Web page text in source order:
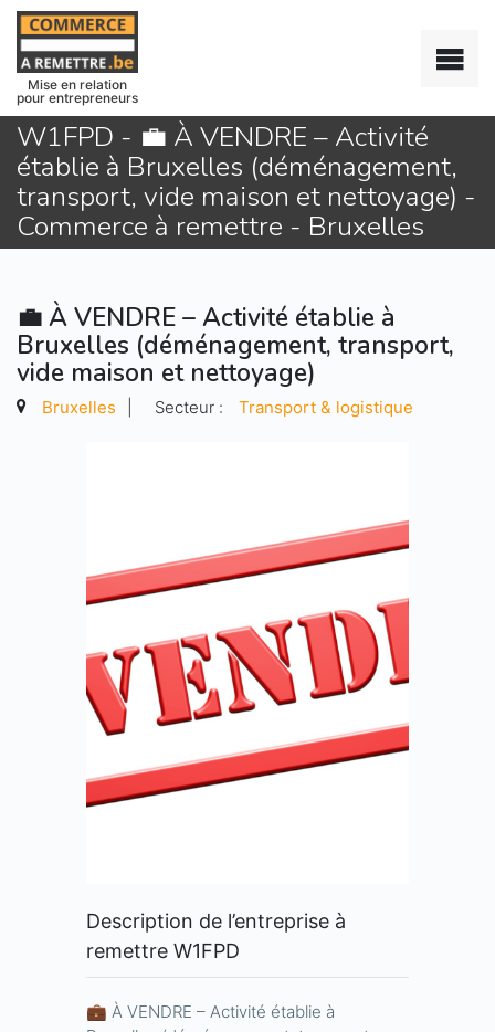
Mise en relation
pour entrepreneurs
W1FPD - 💼 À VENDRE – Activité
établie à Bruxelles (déménagement,
transport, vide maison et nettoyage) -
Commerce à remettre - Bruxelles
💼 À VENDRE – Activité établie à
Bruxelles (déménagement, transport,
vide maison et nettoyage)
Bruxelles Secteur : Transport & logistique
Description de l’entreprise à
remettre W1FPD
💼 À VENDRE – Activité établie à